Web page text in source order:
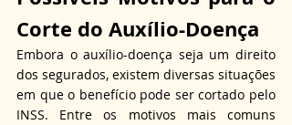
Corte do Auxílio-Doença
Embora o auxílio-doença seja um direito
dos segurados, existem diversas situações
em que o benefício pode ser cortado pelo
INSS. Entre os motivos mais comuns